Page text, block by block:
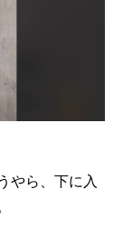
やら、下に入